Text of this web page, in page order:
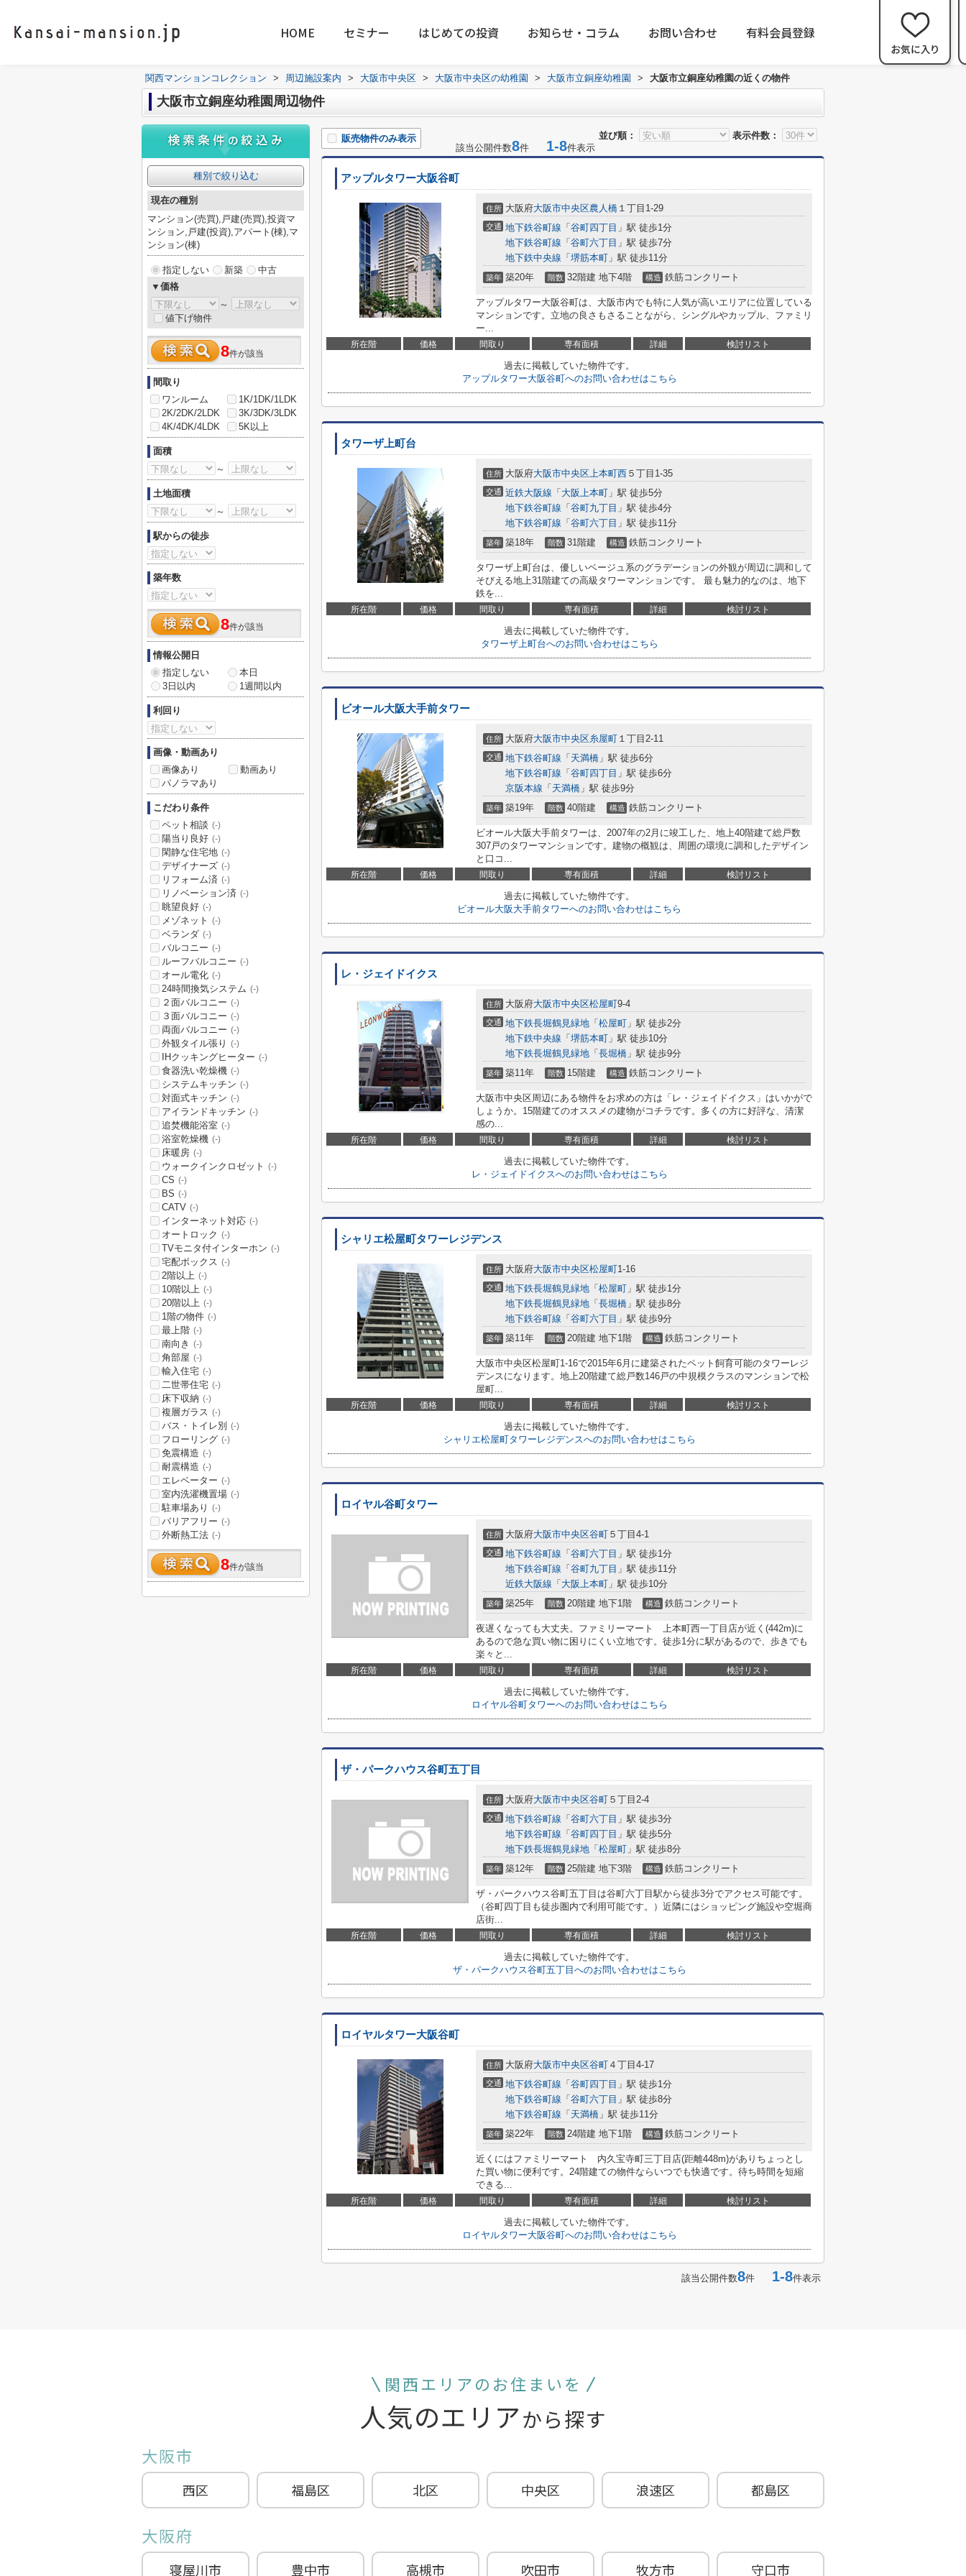
HOME セミナー はじめての投資 お知らせ・コラム お問い合わせ 有料会員登録
関西マンションコレクション > 周辺施設案内 > 大阪市中央区 > 大阪市中央区の幼稚園 > 大阪市立銅座幼稚園 > 大阪市立銅座幼稚園の近くの物件
大阪市立銅座幼稚園周辺物件
並び順： 表示件数：
販売物件のみ表示
該当公開件数8件 1-8件表示
アップルタワー大阪谷町
住所 大阪府大阪市中央区農人橋 １丁目1-29
交通 地下鉄谷町線 「 谷町四丁目 」駅 徒歩1分
地下鉄谷町線 「 谷町六丁目 」駅 徒歩7分
地下鉄中央線 「 堺筋本町 」駅 徒歩11分
築年 築20年 階数 32階建 地下4階 構造 鉄筋コンクリート
アップルタワー大阪谷町は、大阪市内でも特に人気が高いエリアに位置している
マンションです。立地の良さもさることながら、シングルやカップル、ファミリ
ー...
所在階 価格 間取り 専有面積 詳細 検討リスト
過去に掲載していた物件です。
アップルタワー大阪谷町へのお問い合わせはこちら
タワーザ上町台
住所 大阪府大阪市中央区上本町西 ５丁目1-35
交通 近鉄大阪線 「 大阪上本町 」駅 徒歩5分
地下鉄谷町線 「 谷町九丁目 」駅 徒歩4分
地下鉄谷町線 「 谷町六丁目 」駅 徒歩11分
築年 築18年 階数 31階建 構造 鉄筋コンクリート
タワーザ上町台は、優しいベージュ系のグラデーションの外観が周辺に調和して
そびえる地上31階建ての高級タワーマンションです。 最も魅力的なのは、地下
鉄を...
所在階 価格 間取り 専有面積 詳細 検討リスト
過去に掲載していた物件です。
タワーザ上町台へのお問い合わせはこちら
ビオール大阪大手前タワー
住所 大阪府大阪市中央区糸屋町 １丁目2-11
交通 地下鉄谷町線 「 天満橋 」駅 徒歩6分
地下鉄谷町線 「 谷町四丁目 」駅 徒歩6分
京阪本線 「 天満橋 」駅 徒歩9分
築年 築19年 階数 40階建 構造 鉄筋コンクリート
ビオール大阪大手前タワーは、2007年の2月に竣工した、地上40階建て総戸数
307戸のタワーマンションです。建物の概観は、周囲の環境に調和したデザイン
と口コ...
所在階 価格 間取り 専有面積 詳細 検討リスト
過去に掲載していた物件です。
ビオール大阪大手前タワーへのお問い合わせはこちら
レ・ジェイドイクス
住所 大阪府大阪市中央区松屋町9-4
交通 地下鉄長堀鶴見緑地 「 松屋町 」駅 徒歩2分
地下鉄中央線 「 堺筋本町 」駅 徒歩10分
地下鉄長堀鶴見緑地 「 長堀橋 」駅 徒歩9分
築年 築11年 階数 15階建 構造 鉄筋コンクリート
大阪市中央区周辺にある物件をお求めの方は「レ・ジェイドイクス」はいかがで
しょうか。15階建てのオススメの建物がコチラです。多くの方に好評な、清潔
感の...
所在階 価格 間取り 専有面積 詳細 検討リスト
過去に掲載していた物件です。
レ・ジェイドイクスへのお問い合わせはこちら
シャリエ松屋町タワーレジデンス
住所 大阪府大阪市中央区松屋町1-16
交通 地下鉄長堀鶴見緑地 「 松屋町 」駅 徒歩1分
地下鉄長堀鶴見緑地 「 長堀橋 」駅 徒歩8分
地下鉄谷町線 「 谷町六丁目 」駅 徒歩9分
築年 築11年 階数 20階建 地下1階 構造 鉄筋コンクリート
大阪市中央区松屋町1-16で2015年6月に建築されたペット飼育可能のタワーレジ
デンスになります。地上20階建て総戸数146戸の中規模クラスのマンションで松
屋町...
所在階 価格 間取り 専有面積 詳細 検討リスト
過去に掲載していた物件です。
シャリエ松屋町タワーレジデンスへのお問い合わせはこちら
ロイヤル谷町タワー
住所 大阪府大阪市中央区谷町 ５丁目4-1
交通 地下鉄谷町線 「 谷町六丁目 」駅 徒歩1分
地下鉄谷町線 「 谷町九丁目 」駅 徒歩11分
近鉄大阪線 「 大阪上本町 」駅 徒歩10分
築年 築25年 階数 20階建 地下1階 構造 鉄筋コンクリート
夜遅くなっても大丈夫。ファミリーマート 上本町西一丁目店が近く(442m)に
あるので急な買い物に困りにくい立地です。徒歩1分に駅があるので、歩きでも
楽々と...
所在階 価格 間取り 専有面積 詳細 検討リスト
過去に掲載していた物件です。
ロイヤル谷町タワーへのお問い合わせはこちら
ザ・パークハウス谷町五丁目
住所 大阪府大阪市中央区谷町 ５丁目2-4
交通 地下鉄谷町線 「 谷町六丁目 」駅 徒歩3分
地下鉄谷町線 「 谷町四丁目 」駅 徒歩5分
地下鉄長堀鶴見緑地 「 松屋町 」駅 徒歩8分
築年 築12年 階数 25階建 地下3階 構造 鉄筋コンクリート
ザ・パークハウス谷町五丁目は谷町六丁目駅から徒歩3分でアクセス可能です。
（谷町四丁目も徒歩圏内で利用可能です。）近隣にはショッピング施設や空堀商
店街...
所在階 価格 間取り 専有面積 詳細 検討リスト
過去に掲載していた物件です。
ザ・パークハウス谷町五丁目へのお問い合わせはこちら
ロイヤルタワー大阪谷町
住所 大阪府大阪市中央区谷町 ４丁目4-17
交通 地下鉄谷町線 「 谷町四丁目 」駅 徒歩1分
地下鉄谷町線 「 谷町六丁目 」駅 徒歩8分
地下鉄谷町線 「 天満橋 」駅 徒歩11分
築年 築22年 階数 24階建 地下1階 構造 鉄筋コンクリート
近くにはファミリーマート 内久宝寺町三丁目店(距離448m)がありちょっとし
た買い物に便利です。24階建ての物件ならいつでも快適です。待ち時間を短縮
できる...
所在階 価格 間取り 専有面積 詳細 検討リスト
過去に掲載していた物件です。
ロイヤルタワー大阪谷町へのお問い合わせはこちら
該当公開件数8件 1-8件表示
種別で絞り込む
現在の種別
マンション(売買),戸建(売買),投資マ
ンション,戸建(投資),アパート(棟),マ
ンション(棟)
指定しない 新築
中古
▼価格
～
値下げ物件
8件が該当
間取り
ワンルーム
1K/1DK/1LDK
2K/2DK/2LDK
3K/3DK/3LDK
4K/4DK/4LDK
5K以上
面積
～
土地面積
～
駅からの徒歩
築年数
8件が該当
情報公開日
指定しない
本日
3日以内
1週間以内
利回り
画像・動画あり
画像あり
動画あり
パノラマあり
こだわり条件
ペット相談 (-)
陽当り良好 (-)
閑静な住宅地 (-)
デザイナーズ (-)
リフォーム済 (-)
リノベーション済 (-)
眺望良好 (-)
メゾネット (-)
ベランダ (-)
バルコニー (-)
ルーフバルコニー (-)
オール電化 (-)
24時間換気システム (-)
２面バルコニー (-)
３面バルコニー (-)
両面バルコニー (-)
外観タイル張り (-)
IHクッキングヒーター (-)
食器洗い乾燥機 (-)
システムキッチン (-)
対面式キッチン (-)
アイランドキッチン (-)
追焚機能浴室 (-)
浴室乾燥機 (-)
床暖房 (-)
ウォークインクロゼット (-)
CS (-)
BS (-)
CATV (-)
インターネット対応 (-)
オートロック (-)
TVモニタ付インターホン (-)
宅配ボックス (-)
2階以上 (-)
10階以上 (-)
20階以上 (-)
1階の物件 (-)
最上階 (-)
南向き (-)
角部屋 (-)
輸入住宅 (-)
二世帯住宅 (-)
床下収納 (-)
複層ガラス (-)
バス・トイレ別 (-)
フローリング (-)
免震構造 (-)
耐震構造 (-)
エレベーター (-)
室内洗濯機置場 (-)
駐車場あり (-)
バリアフリー (-)
外断熱工法 (-)
8件が該当
関西エリアのお住まいを
人気のエリアから探す
大阪市
西区 福島区 北区 中央区 浪速区 都島区
大阪府
寝屋川市 豊中市 高槻市 吹田市 牧方市 守口市